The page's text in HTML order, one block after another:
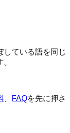
している語を同じ
FAQを先に押さ